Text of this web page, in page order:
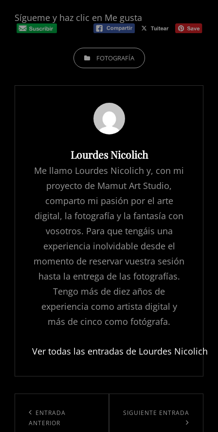
Sígueme y haz clic en Me gusta
CATEGORÍASFOTOGRAFÍA
Autor:
Lourdes Nicolich
Me llamo Lourdes Nicolich y, con mi
proyecto de Mamut Art Studio,
comparto mi pasión por el arte
digital, la fotografía y la fantasía con
vosotros. Para que tengáis una
experiencia inolvidable desde el
momento de reservar vuestra sesión
hasta la entrega de las fotografías.
Tengo más de diez años de
experiencia como artista digital y
más de cinco como fotógrafa.
Ver todas las entradas de Lourdes Nicolich
Entrada
ENTRADA
ANTERIOR
Siguiente
SIGUIENTE ENTRADA